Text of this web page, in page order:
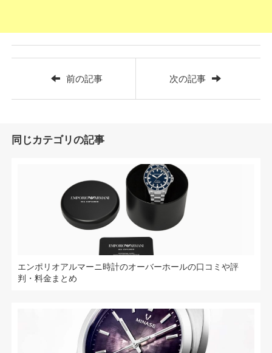
前の記事 次の記事
同じカテゴリの記事
エンポリオアルマーニ時計のオーバーホールの口コミや評
判・料金まとめ